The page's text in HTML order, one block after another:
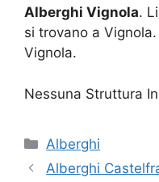
Alberghi Vignola.
si trovano a
Vignola.
Nessuna Struttura
Categorie
Alberghi
Alberghi